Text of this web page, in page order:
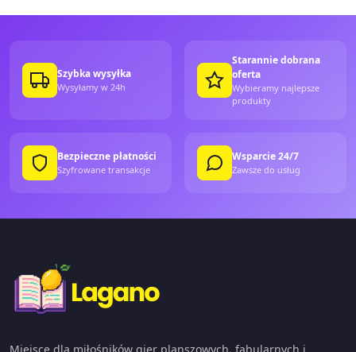
Szybka wysyłka
Wysyłamy w 24h
Starannie dobrana
oferta
Wybieramy najlepsze
produkty
Bezpieczne płatności
Szyfrowane transakcje
Wsparcie 24/7
Zawsze do usług